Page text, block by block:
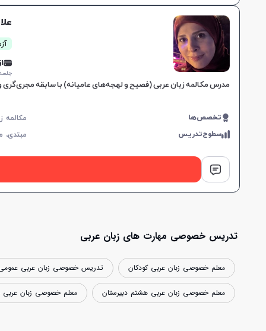
از
جلسه ۱
مدرس مکالمه زبان عربی (فصیح و لهجه‌های عامیانه) با سابقه مجری‌گری
تخصص‌ها
سطوح‌تدریس مبتدی،
تدریس خصوصی مهارت های زبان عربی
معلم خصوصی زبان عربی کودکان تدریس خصوصی زبان عربی
معلم خصوصی زبان عربی هشتم دبیرستان معلم خصوصی زبان عربی